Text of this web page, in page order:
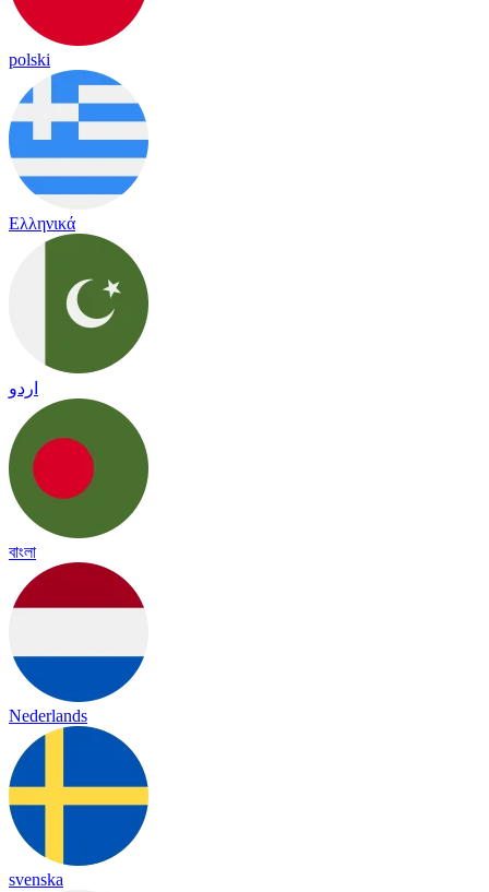
polski
Ελληνικά
اردو
বাংলা
Nederlands
svenska